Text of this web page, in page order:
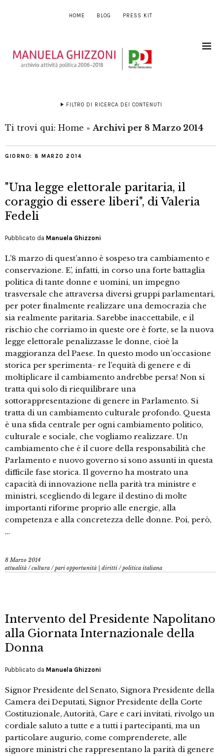
HOME BLOG PRESS KIT
FILTRO DI RICERCA DEI CONTENUTI
Ti trovi qui: Home » Archivi per 8 Marzo 2014
GIORNO: 8 MARZO 2014
"Una legge elettorale paritaria, il
coraggio di essere liberi", di Valeria
Fedeli
Pubblicato da Manuela Ghizzoni
L’8 marzo di quest’anno è sospeso tra cambiamento e
conservazione. E’, infatti, in corso una forte battaglia
politica di tante donne e uomini, un impegno
trasversale che attraversa diversi gruppi parlamentari,
per poter finalmente realizzare una democrazia che
sia realmente paritaria. Sarebbe inaccettabile, e il
rischio che corriamo in queste ore è forte, se la nuova
legge elettorale penalizzasse le donne, cioè la
maggioranza del Paese. In questo modo un’occasione
storica per sperimenta- re l’equità di genere e di
moltiplicare il cambiamento andrebbe persa! Non si
tratta qui solo di riequilibrare una
sottorappresentazione di genere in Parlamento. Si
tratta di un cambiamento culturale profondo. Questa
è una sfida centrale per ogni cambiamento politico,
culturale e sociale, che vogliamo realizzare. Un
cambiamento che è il cuore della responsabilità che
Parlamento e nuovo governo si sono assunti in questa
difficile fase storica. Il governo ha mostrato una
capacità di innovazione nella parità tra ministre e
ministri, scegliendo di legare il destino di molte
importanti riforme proprio alle energie, alla
competenza e alla concretezza delle donne. Poi, però,
…
8 Marzo 2014
attualità /cultura /pari opportunità | diritti /politica italiana
Intervento del Presidente Napolitano
alla Giornata Internazionale della
Donna
Pubblicato da Manuela Ghizzoni
Signor Presidente del Senato, Signora Presidente della
Camera dei Deputati, Signor Presidente della Corte
Costituzionale, Autorità, Care e cari invitati, rivolgo un
cordiale saluto a tutte e a tutti i partecipanti, ma un
particolare augurio, come comprenderete, alle
signore ministri che rappresentano la parità di genere